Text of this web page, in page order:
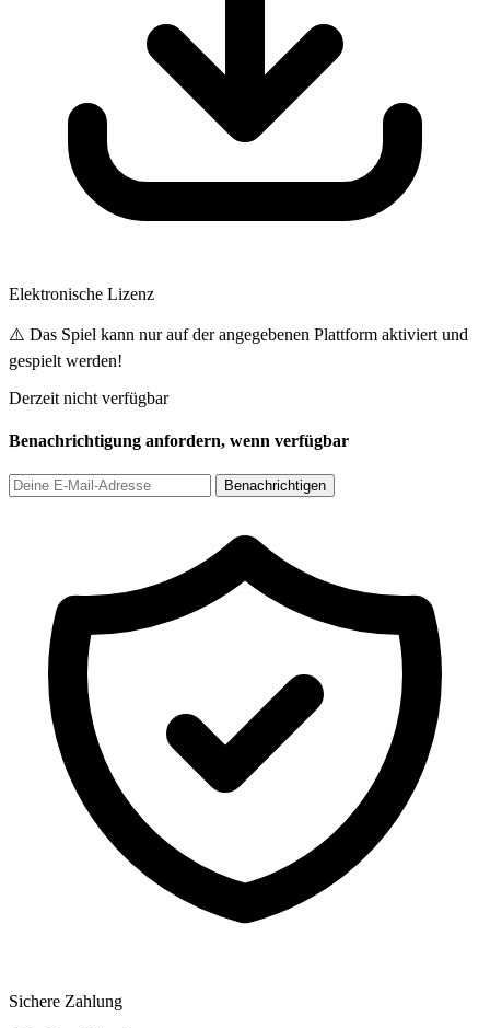
Elektronische Lizenz
⚠️ Das Spiel kann nur auf der angegebenen Plattform aktiviert und
gespielt werden!
Derzeit nicht verfügbar
Benachrichtigung anfordern, wenn verfügbar
Benachrichtigen
Sichere Zahlung